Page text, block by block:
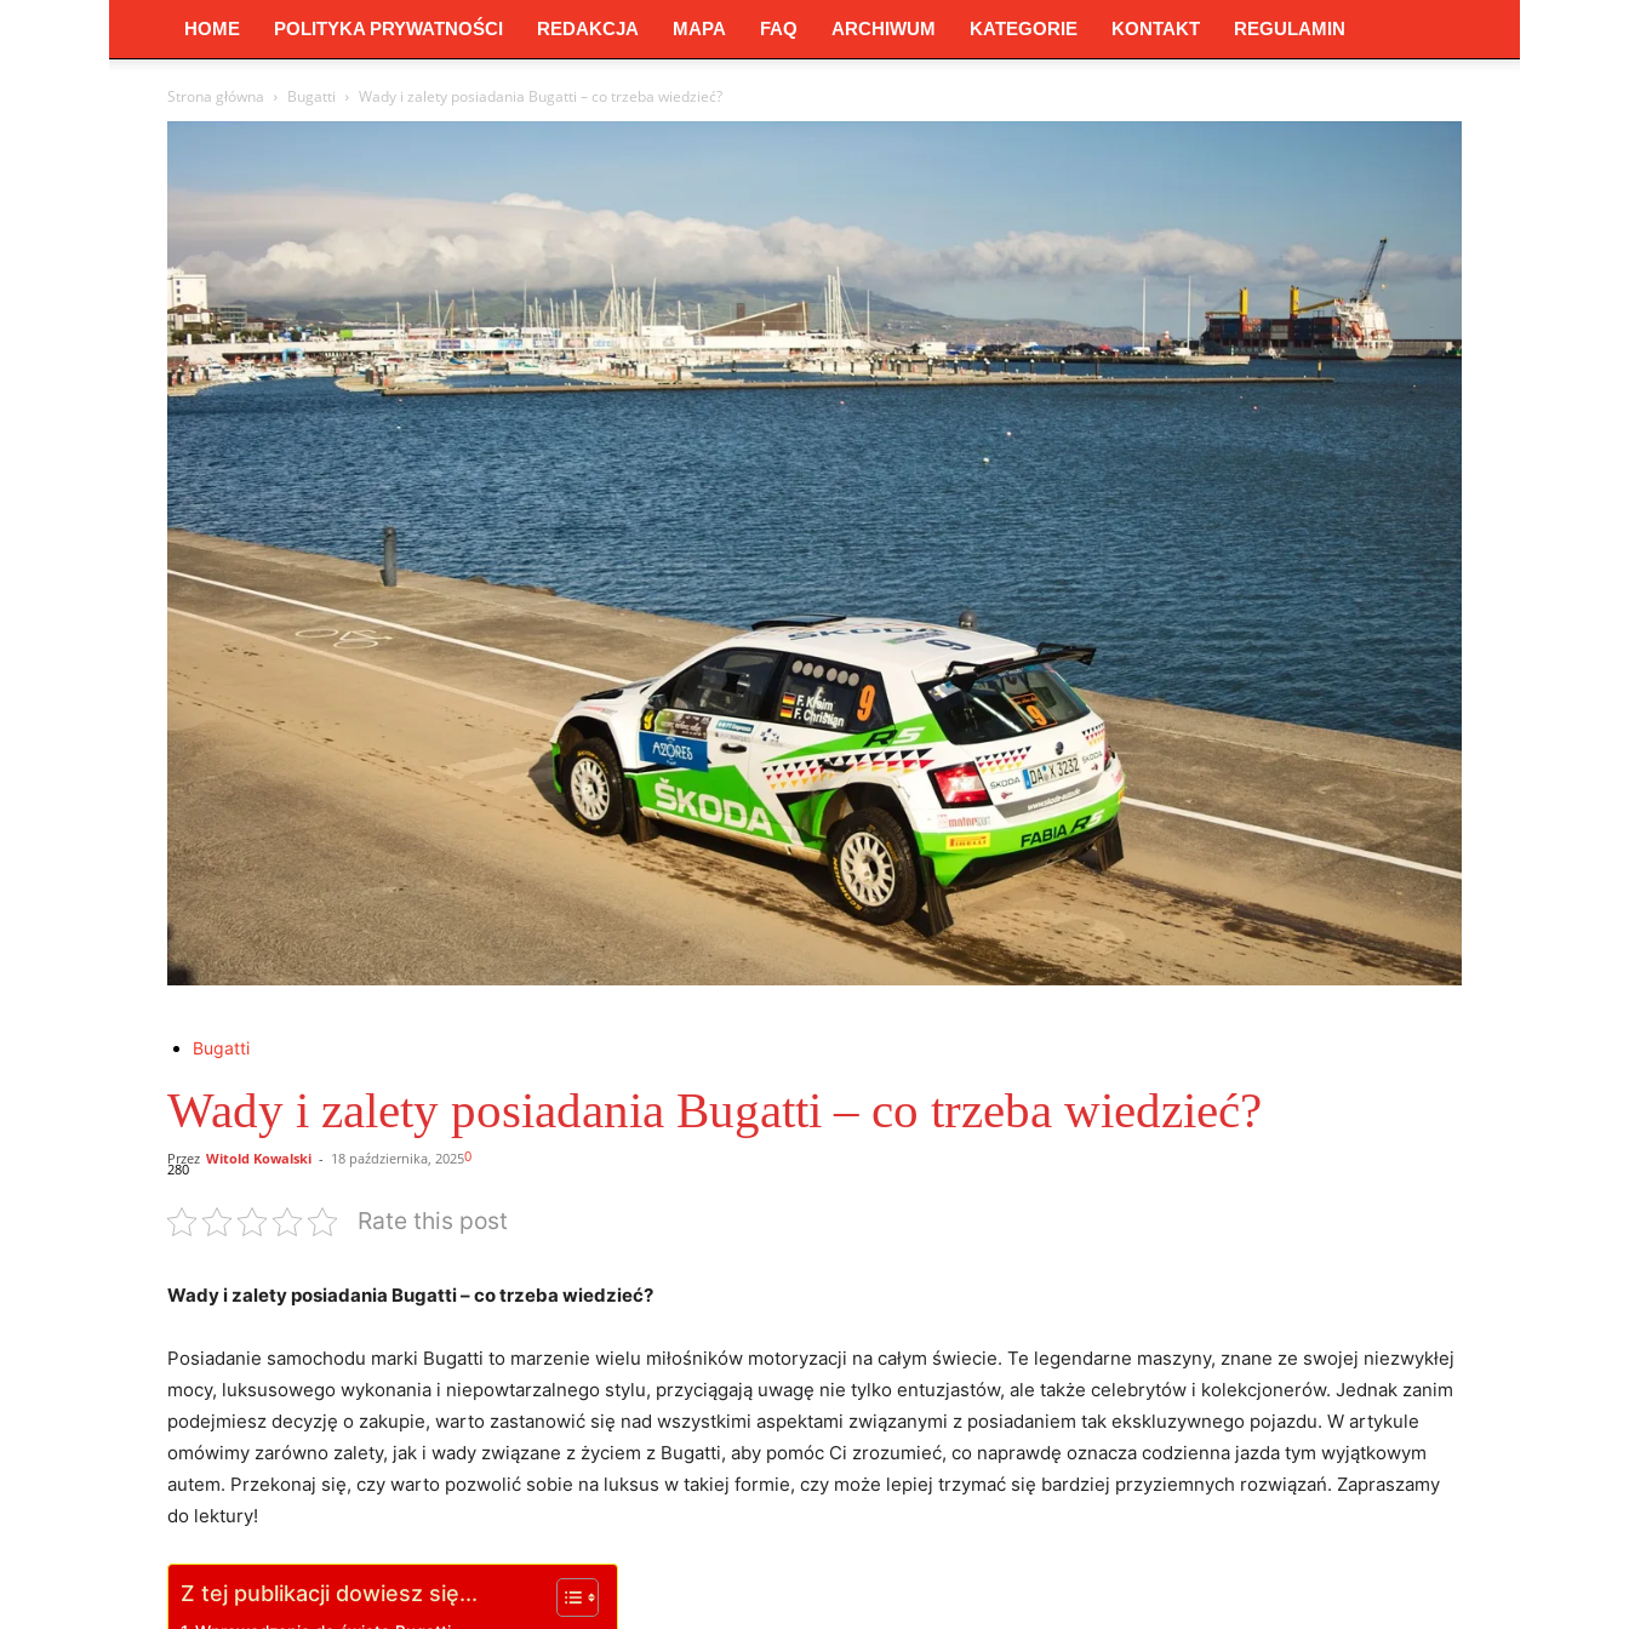
HOME POLITYKA PRYWATNOŚCI REDAKCJA MAPA FAQ ARCHIWUM KATEGORIE KONTAKT REGULAMIN
Strona główna Bugatti Wady i zalety posiadania Bugatti – co trzeba wiedzieć?
Bugatti
Wady i zalety posiadania Bugatti – co trzeba wiedzieć?
Przez Witold Kowalski - 18 października, 20250
280
Rate this post
Wady i zalety posiadania Bugatti – co trzeba wiedzieć?
Posiadanie samochodu marki Bugatti to marzenie wielu miłośników motoryzacji na całym świecie. Te legendarne maszyny, znane ze swojej niezwykłej
mocy, luksusowego wykonania i niepowtarzalnego stylu, przyciągają uwagę nie tylko entuzjastów, ale także celebrytów i kolekcjonerów. Jednak zanim
podejmiesz decyzję o zakupie, warto zastanowić się nad wszystkimi aspektami związanymi z posiadaniem tak ekskluzywnego pojazdu. W artykule
omówimy zarówno zalety, jak i wady związane z życiem z Bugatti, aby pomóc Ci zrozumieć, co naprawdę oznacza codzienna jazda tym wyjątkowym
autem. Przekonaj się, czy warto pozwolić sobie na luksus w takiej formie, czy może lepiej trzymać się bardziej przyziemnych rozwiązań. Zapraszamy
do lektury!
Z tej publikacji dowiesz się...